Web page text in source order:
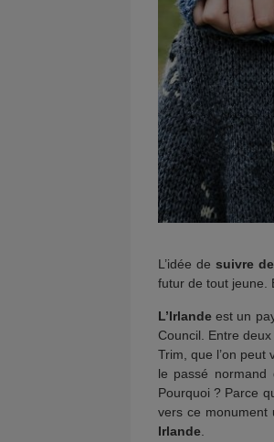
L’idée de suivre
futur de tout jeune.
L’Irlandeest un
Council. Entre
Trim, que l’on
le passé normand
Pourquoi ? Parce
vers ce monument
Irlande.